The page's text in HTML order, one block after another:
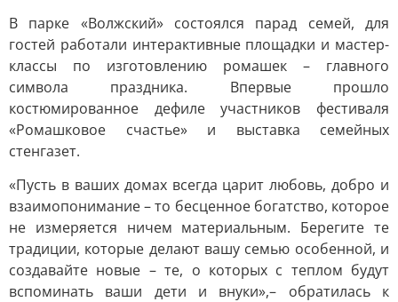
В парке «Волжский» состоялся парад семей, для
гостей работали интерактивные площадки и мастер-
классы по изготовлению ромашек – главного
символа праздника. Впервые прошло
костюмированное дефиле участников фестиваля
«Ромашковое счастье» и выставка семейных
стенгазет.
«Пусть в ваших домах всегда царит любовь, добро и
взаимопонимание – то бесценное богатство, которое
не измеряется ничем материальным. Берегите те
традиции, которые делают вашу семью особенной, и
создавайте новые – те, о которых с теплом будут
вспоминать ваши дети и внуки»,– обратилась к